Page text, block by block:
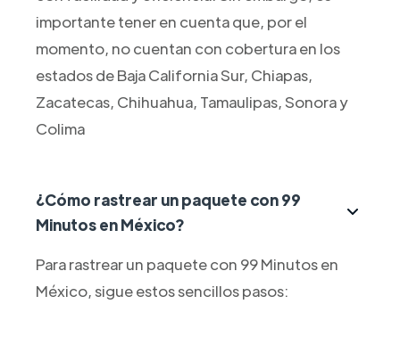
importante tener en cuenta que, por el
momento, no cuentan con cobertura en los
estados de Baja California Sur, Chiapas,
Zacatecas, Chihuahua, Tamaulipas, Sonora y
Colima
¿Cómo rastrear un paquete con 99
Minutos en México?
Para rastrear un paquete con 99 Minutos en
México, sigue estos sencillos pasos: